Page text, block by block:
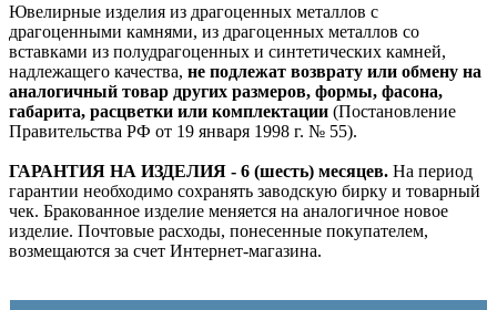
Ювелирные изделия из драгоценных металлов с
драгоценными камнями, из драгоценных металлов со
вставками из полудрагоценных и синтетических камней,
надлежащего качества, не подлежат возврату или обмену на
аналогичный товар других размеров, формы, фасона,
габарита, расцветки или комплектации (Постановление
Правительства РФ от 19 января 1998 г. № 55).
ГАРАНТИЯ НА ИЗДЕЛИЯ - 6 (шесть) месяцев. На период
гарантии необходимо сохранять заводскую бирку и товарный
чек. Бракованное изделие меняется на аналогичное новое
изделие. Почтовые расходы, понесенные покупателем,
возмещаются за счет Интернет-магазина.